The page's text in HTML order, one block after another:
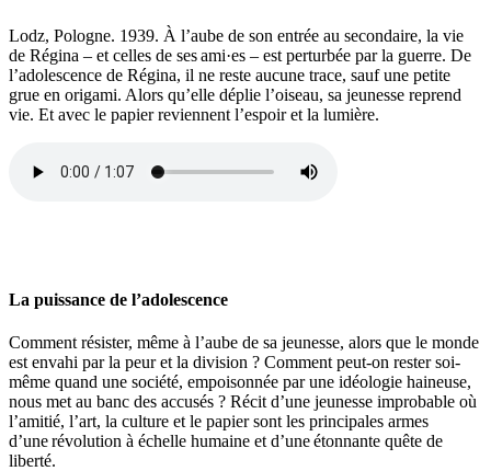
Lodz, Pologne. 1939. À l’aube de son entrée au secondaire, la vie
de Régina – et celles de sesami·es – est perturbée par la guerre. De
l’adolescence de Régina, il ne reste aucune trace, sauf une petite
grue en origami. Alors qu’elle déplie l’oiseau, sa jeunesse reprend
vie. Et avec le papier reviennent l’espoir et la lumière.
La puissance de l’adolescence
Comment résister, même à l’aube de sa jeunesse, alors que le monde
est envahi par la peur et la division ? Comment peut-on rester soi-
même quand une société, empoisonnée par une idéologie haineuse,
nous met au banc des accusés ? Récit d’une jeunesse improbable où
l’amitié, l’art, la culture et le papier sont les principales armes
d’une révolution à échelle humaine et d’une étonnante quête de
liberté.